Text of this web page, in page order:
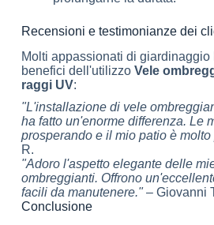
Recensioni e testimonianze dei
Molti appassionati di giardinaggio
benefici dell'utilizzo Vele
raggi UV:
"L'installazione di vele
ha fatto un'enorme differenza. Le
prosperando e il mio patio è molto
R.
"Adoro l'aspetto elegante delle
ombreggianti. Offrono
facili da manutenere."– Giovanni
Conclusione